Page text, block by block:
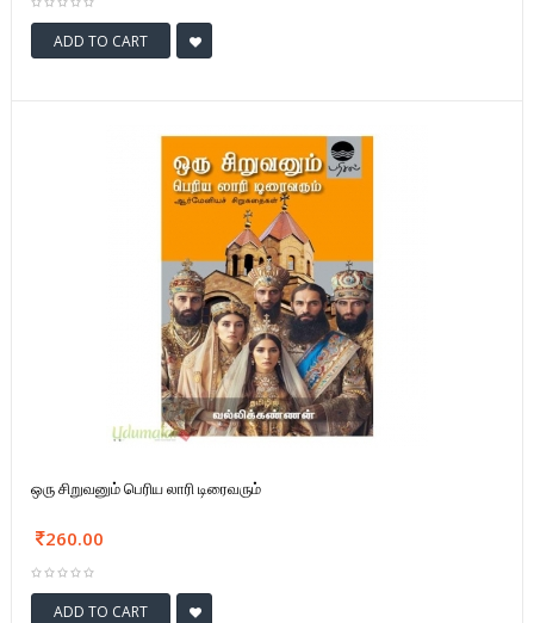
ADD TO CART
ஒரு சிறுவனும் பெரிய லாரி டிரைவரும்
260.00
ADD TO CART